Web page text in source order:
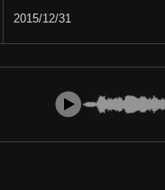
2015/12/31